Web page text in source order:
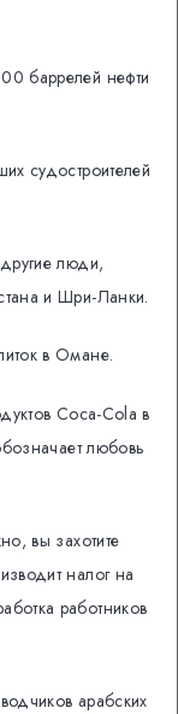
баррелей нефти
судостроителей
люди,
и Шри-Ланки.
в Омане.
Coca-Cola в
любовь
вы захотите
налог на
работников
арабских